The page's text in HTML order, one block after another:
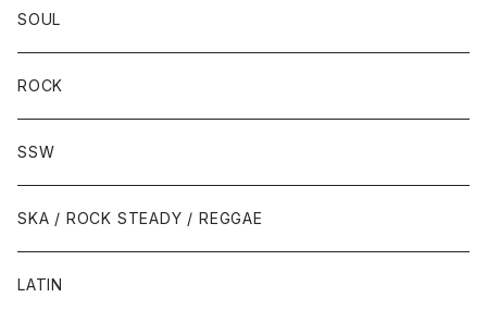
SOUL
ROCK
SSW
SKA / ROCK STEADY / REGGAE
LATIN